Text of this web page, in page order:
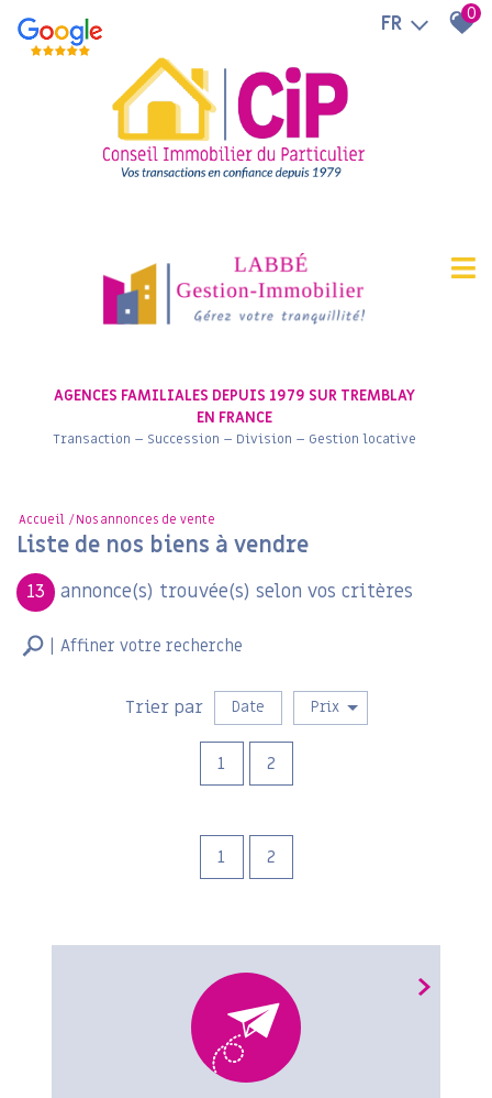
FR 0
AGENCES FAMILIALES DEPUIS 1979 SUR TREMBLAY
EN FRANCE
Transaction – Succession – Division – Gestion locative
Accueil Nos annonces de vente
Liste de nos biens à vendre
13 annonce(s) trouvée(s) selon vos critères
Affiner votre recherche
Vente
25KM
RECHERCHER
+ de critères
Trier par Date Prix
1 2
1 2